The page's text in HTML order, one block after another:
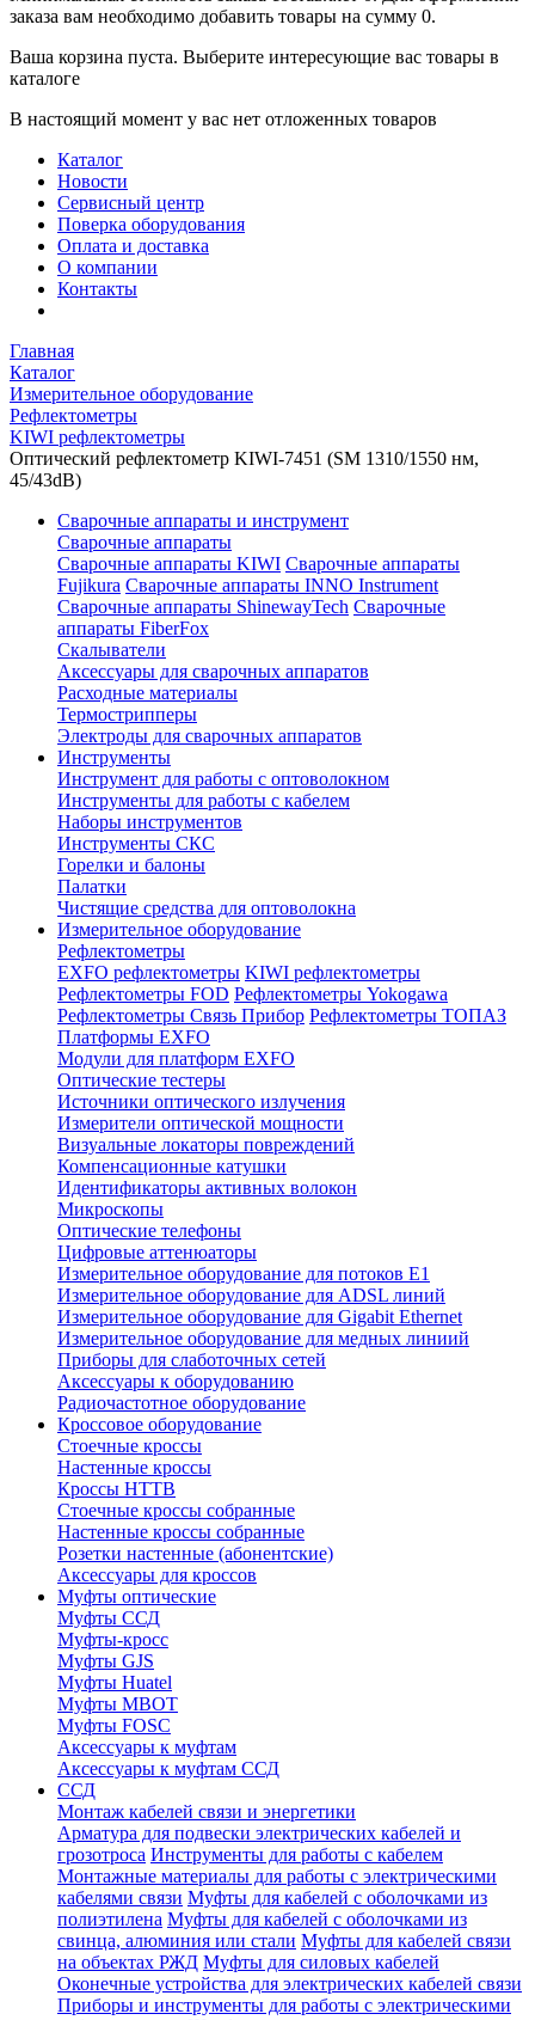
заказа вам необходимо добавить товары на сумму 0.
Ваша корзина пуста. Выберите интересующие вас товары в
каталоге
В настоящий момент у вас нет отложенных товаров
Каталог
Новости
Сервисный центр
Поверка оборудования
Оплата и доставка
О компании
Контакты
Главная
Каталог
Измерительное оборудование
Рефлектометры
KIWI рефлектометры
Оптический рефлектометр KIWI-7451 (SM 1310/1550 нм,
45/43dB)
Сварочные аппараты и инструмент
Сварочные аппараты
Сварочные аппараты KIWI Сварочные аппараты
Fujikura Сварочные аппараты INNO Instrument
Сварочные аппараты ShinewayTech Cварочные
аппараты FiberFox
Скалыватели
Аксессуары для сварочных аппаратов
Расходные материалы
Термострипперы
Электроды для сварочных аппаратов
Инструменты
Инструмент для работы с оптоволокном
Инструменты для работы с кабелем
Наборы инструментов
Инструменты СКС
Горелки и балоны
Палатки
Чистящие средства для оптоволокна
Измерительное оборудование
Рефлектометры
EXFO рефлектометры KIWI рефлектометры
Рефлектометры FOD Рефлектометры Yokogawa
Рефлектометры Связь Прибор Рефлектометры ТОПАЗ
Платформы EXFO
Модули для платформ EXFO
Оптические тестеры
Источники оптического излучения
Измерители оптической мощности
Визуальные локаторы повреждений
Компенсационные катушки
Идентификаторы активных волокон
Микроскопы
Оптические телефоны
Цифровые аттенюаторы
Измерительное оборудование для потоков Е1
Измерительное оборудование для ADSL линий
Измерительное оборудование для Gigabit Ethernet
Измерительное оборудование для медных линиий
Приборы для слаботочных сетей
Аксессуары к оборудованию
Радиочастотное оборудование
Кроссовое оборудование
Стоечные кроссы
Настенные кроссы
Кроссы HTTB
Стоечные кроссы собранные
Настенные кроссы собранные
Розетки настенные (абонентские)
Аксессуары для кроссов
Муфты оптические
Муфты ССД
Муфты-кросс
Муфты GJS
Муфты Huatel
Муфты МВОТ
Муфты FOSC
Аксессуары к муфтам
Аксессуары к муфтам ССД
ССД
Монтаж кабелей связи и энергетики
Арматура для подвески электрических кабелей и
грозотроса Инструменты для работы с кабелем
Монтажные материалы для работы с электрическими
кабелями связи Муфты для кабелей с оболочками из
полиэтилена Муфты для кабелей с оболочками из
свинца, алюминия или стали Муфты для кабелей связи
на объектах РЖД Муфты для силовых кабелей
Оконечные устройства для электрических кабелей связи
Приборы и инструменты для работы с электрическими